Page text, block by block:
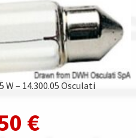
W – 14.300.05 Osculati
€